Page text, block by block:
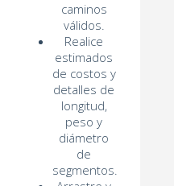
caminos
válidos.
Realice
estimados
de costos y
detalles de
longitud,
peso y
diámetro
de
segmentos.